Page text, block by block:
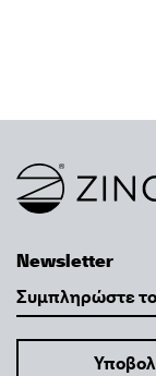
Link to homepage
Newsletter